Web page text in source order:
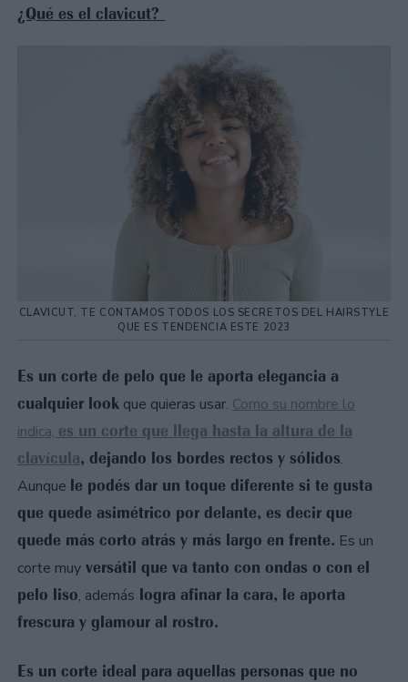
¿Qué es el clavicut?
CLAVICUT, TE CONTAMOS TODOS LOS SECRETOS DEL HAIRSTYLE
QUE ES TENDENCIA ESTE 2023
Es un corte de pelo que le aporta elegancia a
cualquier look que quieras usar. Como su nombre lo
indica, es un corte que llega hasta la altura de la
clavícula, dejando los bordes rectos y sólidos.
Aunque le podés dar un toque diferente si te gusta
que quede asimétrico por delante, es decir que
quede más corto atrás y más largo en frente. Es un
corte muy versátil que va tanto con ondas o con el
pelo liso, además logra afinar la cara, le aporta
frescura y glamour al rostro.
Es un corte ideal para aquellas personas que no